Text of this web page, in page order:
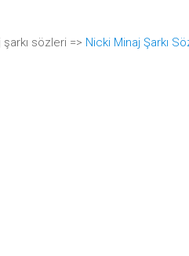
sözleri => Nicki Minaj Şarkı